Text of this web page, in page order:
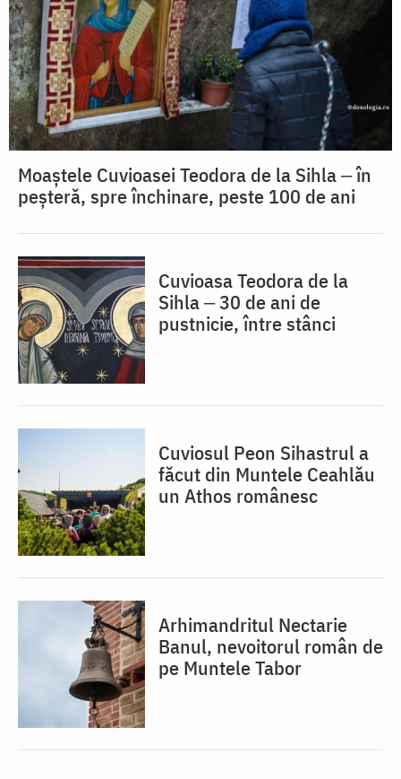
Moaștele Cuvioasei Teodora de la Sihla ‒ în
peșteră, spre închinare, peste 100 de ani
Cuvioasa Teodora de la
Sihla ‒ 30 de ani de
pustnicie, între stânci
Cuviosul Peon Sihastrul a
făcut din Muntele Ceahlău
un Athos românesc
Arhimandritul Nectarie
Banul, nevoitorul român de
pe Muntele Tabor